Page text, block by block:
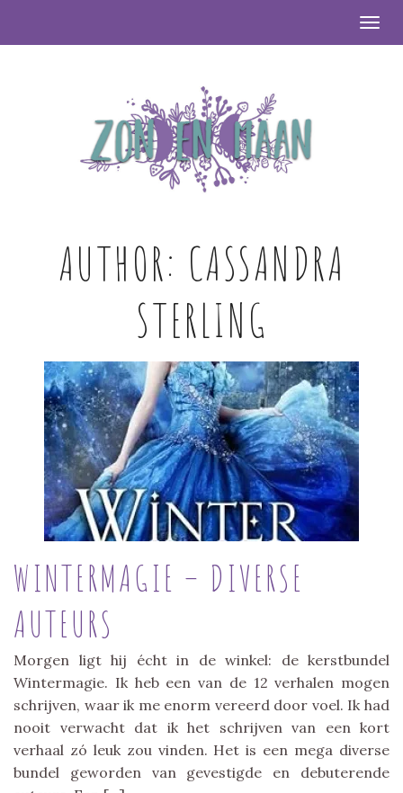
AUTHOR: CASSANDRA
STERLING
WINTERMAGIE – DIVERSE
AUTEURS
Morgen ligt hij écht in de winkel: de kerstbundel
Wintermagie. Ik heb een van de 12 verhalen mogen
schrijven, waar ik me enorm vereerd door voel. Ik had
nooit verwacht dat ik het schrijven van een kort
verhaal zó leuk zou vinden. Het is een mega diverse
bundel geworden van gevestigde en debuterende